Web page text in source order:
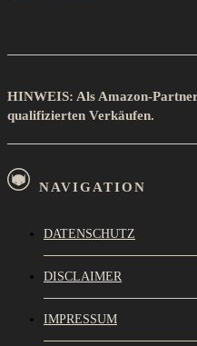
HINWEIS: Als Amazon-
qualifizierten Verkäufen.
NAVIGATION
DATENSCHUTZ
DISCLAIMER
IMPRESSUM